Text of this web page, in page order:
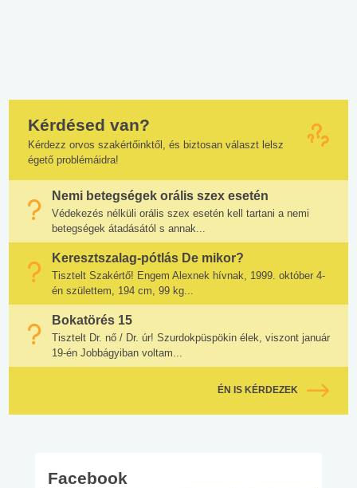
Kérdésed van?
Kérdezz orvos szakértőinktől, és biztosan választ lelsz
égető problémáidra!
Nemi betegségek orális szex esetén
Védekezés nélküli orális szex esetén kell tartani a nemi
betegségek átadásától s annak...
Keresztszalag-pótlás De mikor?
Tisztelt Szakértő! Engem Alexnek hívnak, 1999. október 4-
én születtem, 194 cm, 99 kg...
Bokatörés 15
Tisztelt Dr. nő / Dr. úr! Szurdokpüspökin élek, viszont január
19-én Jobbágyiban voltam...
ÉN IS KÉRDEZEK
Facebook